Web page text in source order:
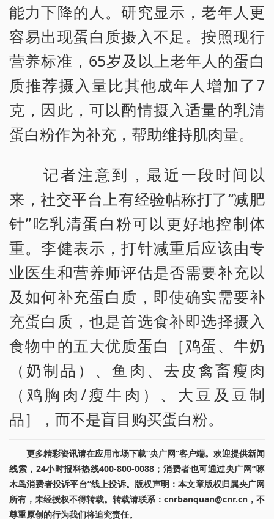
能力下降的人。研究显示，老年人更
容易出现蛋白质摄入不足。按照现行
营养标准，65岁及以上老年人的蛋白
质推荐摄入量比其他成年人增加了7
克，因此，可以酌情摄入适量的乳清
蛋白粉作为补充，帮助维持肌肉量。
记者注意到，最近一段时间以
来，社交平台上有经验帖称打了“减肥
针”吃乳清蛋白粉可以更好地控制体
重。李健表示，打针减重后应该由专
业医生和营养师评估是否需要补充以
及如何补充蛋白质，即使确实需要补
充蛋白质，也是首选食补即选择摄入
食物中的五大优质蛋白［鸡蛋、牛奶
（奶制品）、鱼肉、去皮禽畜瘦肉
（鸡胸肉/瘦牛肉）、大豆及豆制
品］，而不是盲目购买蛋白粉。
更多精彩资讯请在应用市场下载“央广网”客户端。欢迎提供新闻
线索，24小时报料热线400-800-0088；消费者也可通过央广网“啄
木鸟消费者投诉平台”线上投诉。版权声明：本文章版权归属央广网
所有，未经授权不得转载。转载请联系：cnrbanquan@cnr.cn，不
尊重原创的行为我们将追究责任。